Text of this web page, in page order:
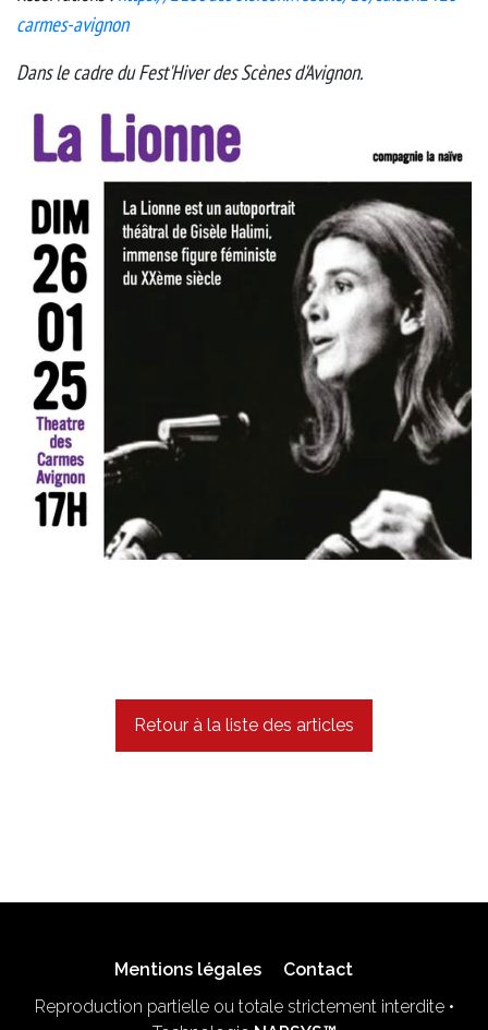
carmes-avignon
Dans le cadre du Fest'Hiver des Scènes d'Avignon.
Retour à la liste des articles
Mentions légales
Contact
Reproduction partielle ou totale strictement interdite •